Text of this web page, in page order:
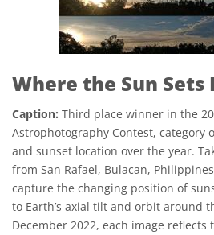
Where the Sun Sets
Caption: Third place winner in the
Astrophotography Contest, category
and sunset location over the year.
from San Rafael, Bulacan,
capture the changing position of
to Earth’s axial tilt and orbit around
December 2022, each image